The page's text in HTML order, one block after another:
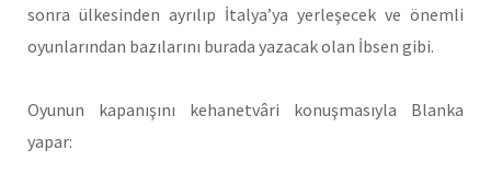
sonra ülkesinden ayrılıp İtalya’ya yerleşecek ve önemli
oyunlarından bazılarını burada yazacak olan İbsen gibi.
Oyunun kapanışını kehanetvâri konuşmasıyla Blanka
yapar: